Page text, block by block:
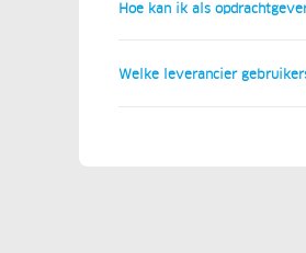
Hoe kan ik als
Welke leverancier